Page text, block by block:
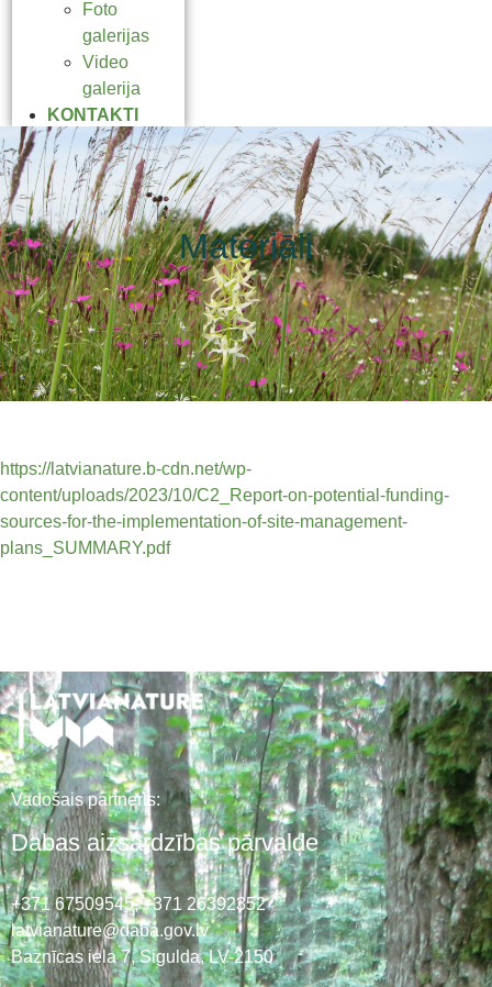
Foto
galerijas
Video
galerija
KONTAKTI
Materiāli
https://latvianature.b-cdn.net/wp-
content/uploads/2023/10/C2_Report-on-potential-funding-
sources-for-the-implementation-of-site-management-
plans_SUMMARY.pdf
Vadošais partneris:
Dabas aizsardzības pārvalde
+371 67509545,+371 26392352
latvianature@daba.gov.lv
Baznīcas iela 7, Sigulda, LV-2150